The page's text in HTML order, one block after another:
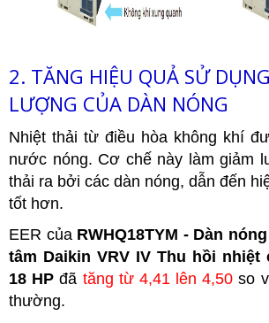
2. TĂNG HIỆU QUẢ SỬ
LƯỢNG CỦA DÀN NÓNG
Nhiệt thải từ điều hòa không khí
nước nóng. Cơ chế này làm giảm
thải ra bởi các dàn nóng, dẫn đến
tốt hơn.
EER của RWHQ18TYM - Dàn
tâm Daikin VRV IV Thu hồi
18 HP đã tăng từ 4,41 lên 4,50 so
thường.